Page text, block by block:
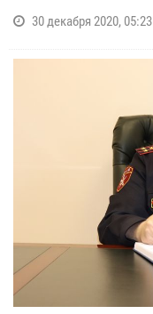
30 декабря 2020, 05:23